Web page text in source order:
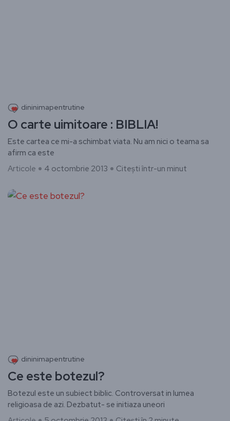
dininimapentrutine
O carte uimitoare : BIBLIA!
Este cartea ce mi-a schimbat viata. Nu am nici o teama sa
afirm ca este
Articole
4 octombrie 2013 Citești într-un minut
dininimapentrutine
Ce este botezul?
Botezul este un subiect biblic. Controversat in lumea
religioasa de azi. Dezbatut- se initiaza uneori